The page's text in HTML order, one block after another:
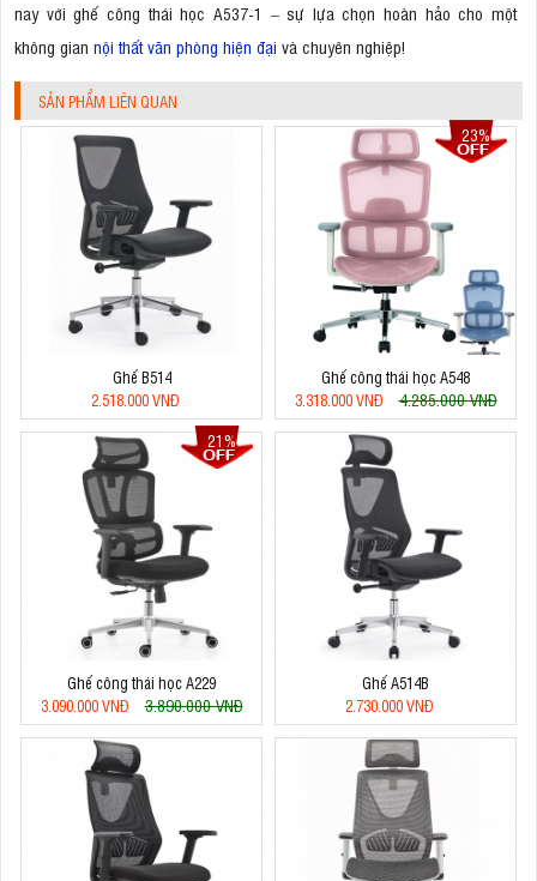
nay với ghế công thái học A537-1 – sự lựa chọn hoàn hảo cho một
không gian nội thất văn phòng hiện đại và chuyên nghiệp!
SẢN PHẨM LIÊN QUAN
Ghế B514
2.518.000 VNĐ
23%
Ghế công thái học A548
3.318.000 VNĐ
4.285.000 VNĐ
21%
Ghế công thái học A229
3.090.000 VNĐ
3.890.000 VNĐ
Ghế A514B
2.730.000 VNĐ